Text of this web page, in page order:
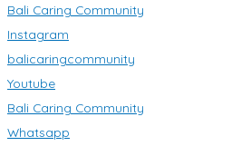
Bali Caring Community
Instagram
balicaringcommunity
Youtube
Bali Caring Community
Whatsapp